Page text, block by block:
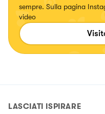
sempre. Sulla pagina Instagram troverete anche ricette
video
LASCIATI ISPIRARE